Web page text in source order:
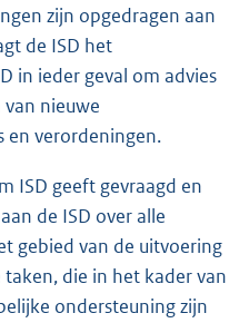
zijn opgedragen aan
de ISD het
in ieder geval om advies
nieuwe
en verordeningen.
ISD geeft gevraagd en
de ISD over alle
gebied van de uitvoering
taken, die in het kader van
ondersteuning zijn